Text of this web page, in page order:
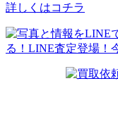
詳しくはコチラ